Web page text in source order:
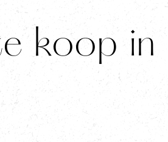
koop in